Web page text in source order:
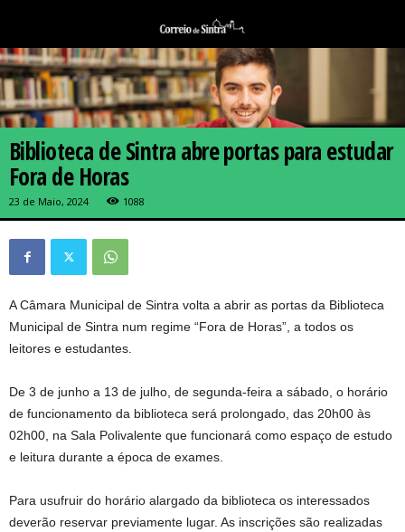
Biblioteca de Sintra abre portas para estudar
Fora de Horas
23 de Maio, 2024 1088
A Câmara Municipal de Sintra volta a abrir as portas da Biblioteca
Municipal de Sintra num regime “Fora de Horas”, a todos os
leitores e estudantes.
De 3 de junho a 13 de julho, de segunda-feira a sábado, o horário
de funcionamento da biblioteca será prolongado, das 20h00 às
02h00, na Sala Polivalente que funcionará como espaço de estudo
e leitura durante a época de exames.
Para usufruir do horário alargado da biblioteca os interessados
deverão reservar previamente lugar. As inscrições são realizadas